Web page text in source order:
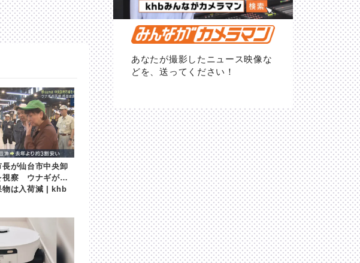
長が仙台市中央卸
視察 ウナギが安
物は入荷減 | khb
あなたが撮影したニュース映像な
どを、送ってください！